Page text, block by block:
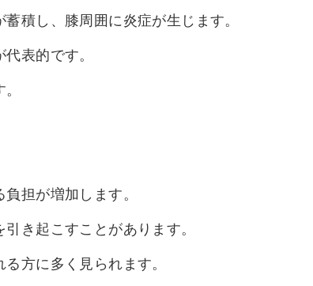
積し、膝周囲に炎症が生じます。
表的です。
担が増加します。
き起こすことがあります。
方に多く見られます。